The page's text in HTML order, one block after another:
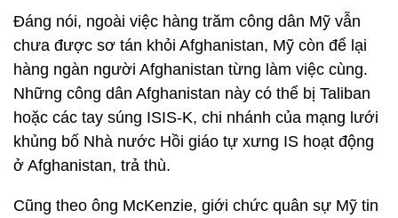
Đáng nói, ngoài việc hàng trăm công dân Mỹ vẫn
chưa được sơ tán khỏi Afghanistan, Mỹ còn để lại
hàng ngàn người Afghanistan từng làm việc cùng.
Những công dân Afghanistan này có thể bị Taliban
hoặc các tay súng ISIS-K, chi nhánh của mạng lưới
khủng bố Nhà nước Hồi giáo tự xưng IS hoạt động
ở Afghanistan, trả thù.
Cũng theo ông McKenzie, giới chức quân sự Mỹ tin